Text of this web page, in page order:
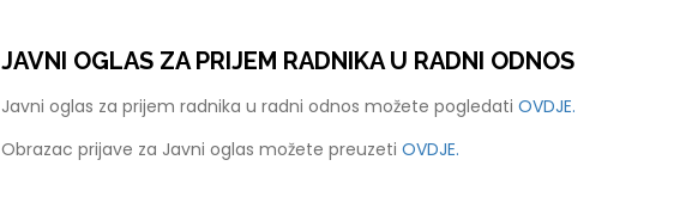
JAVNI OGLAS ZA PRIJEM RADNIKA U RADNI ODNOS
Javni oglas za prijem radnika u radni odnos možete pogledati OVDJE.
Obrazac prijave za Javni oglas možete preuzeti OVDJE.